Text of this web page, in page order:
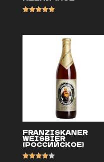
FRANZISKANER
WEISBIER
(РОССИЙСКОЕ)